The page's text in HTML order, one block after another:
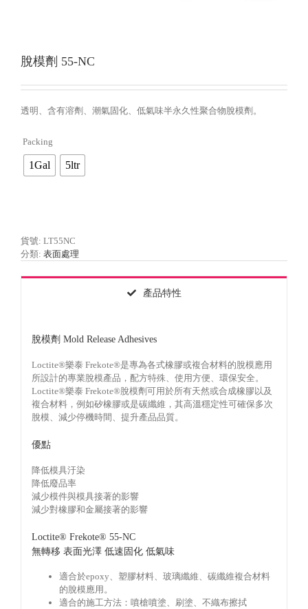
脫模劑 55-NC
透明、含有溶劑、潮氣固化、低氣味半永久性聚合物脫模劑。
Packing
1Gal 5ltr
貨號: LT55NC
分類: 表面處理
產品特性
脫模劑 Mold Release Adhesives
Loctite®樂泰 Frekote®是專為各式橡膠或複合材料的脫模應用
所設計的專業脫模產品，配方特殊、使用方便、環保安全。
Loctite®樂泰 Frekote®脫模劑可用於所有天然或合成橡膠以及
複合材料，例如矽橡膠或是碳纖維，其高溫穩定性可確保多次
脫模、減少停機時間、提升產品品質。
優點
降低模具汙染
降低廢品率
減少模件與模具接著的影響
減少對橡膠和金屬接著的影響
Loctite® Frekote® 55-NC
無轉移 表面光澤 低速固化 低氣味
適合於epoxy、塑膠材料、玻璃纖維、碳纖維複合材料
的脫模應用。
適合的施工方法：噴槍噴塗、刷塗、不織布擦拭